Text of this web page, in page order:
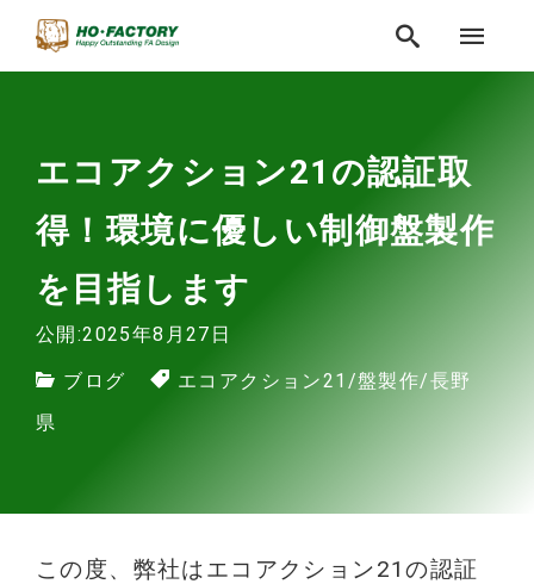
エコアクション21の認証取
得！環境に優しい制御盤製作
を目指します
公開:2025年8月27日
ブログ エコアクション21 /盤製作/長野
県
この度、弊社はエコアクション21の認証